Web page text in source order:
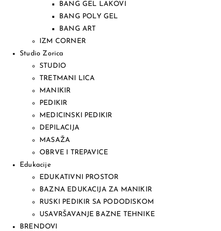
BANG GEL LAKOVI
BANG POLY GEL
BANG ART
IZM CORNER
Studio Zorica
STUDIO
TRETMANI LICA
MANIKIR
PEDIKIR
MEDICINSKI PEDIKIR
DEPILACIJA
MASAŽA
OBRVE I TREPAVICE
Edukacije
EDUKATIVNI PROSTOR
BAZNA EDUKACIJA ZA MANIKIR
RUSKI PEDIKIR SA PODODISKOM
USAVRŠAVANJE BAZNE TEHNIKE
BRENDOVI